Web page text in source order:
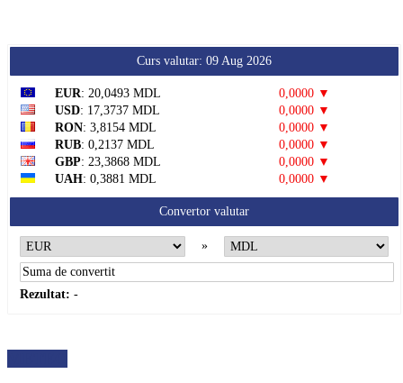
Curs valutar: 09 Aug 2026
EUR: 20,0493 MDL
0,0000 ▼
USD: 17,3737 MDL
0,0000 ▼
RON: 3,8154 MDL
0,0000 ▼
RUB: 0,2137 MDL
0,0000 ▼
GBP: 23,3868 MDL
0,0000 ▼
UAH: 0,3881 MDL 0,0000 ▼
Convertor valutar
»
Rezultat: -